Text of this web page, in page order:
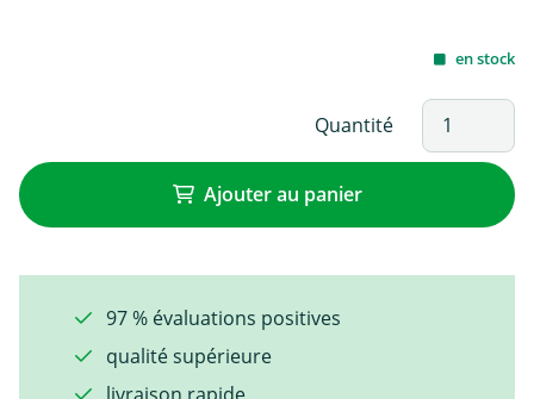
en stock
Quantité
Ajouter au panier
97 % évaluations positives
qualité supérieure